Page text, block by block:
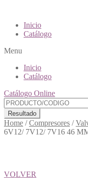
Inicio
Catálogo
Menu
Inicio
Catálogo
Catálogo Online
Resultado
Home /Compresores /
6V12/ 7V12/ 7V16 46
VOLVER